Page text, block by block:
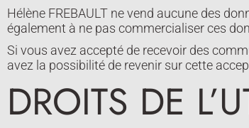
Hélène FREBAULT ne vend aucune des
également à ne pas commercialiser ces
Si vous avez accepté de recevoir des
avez la possibilité de revenir sur cette
DROITS DE